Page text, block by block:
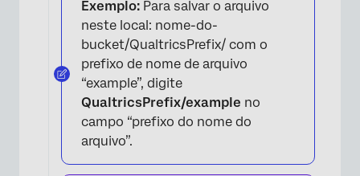
Exemplo: Para salvar o arquivo
neste local: nome-do-
bucket/QualtricsPrefix/ com o
prefixo de nome de arquivo
“example”, digite
QualtricsPrefix/example no
campo “prefixo do nome do
arquivo”.